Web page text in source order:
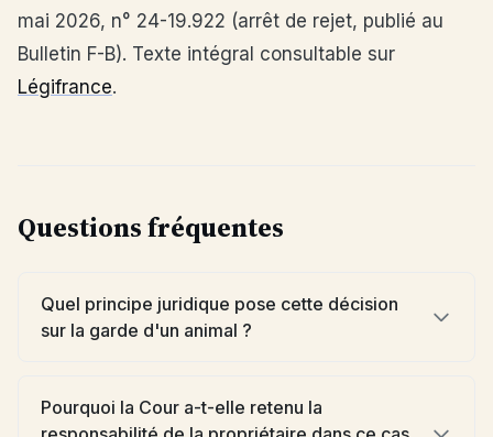
mai 2026, n° 24-19.922 (arrêt de rejet, publié au
Bulletin F-B). Texte intégral consultable sur
Légifrance.
Questions fréquentes
Quel principe juridique pose cette décision
sur la garde d'un animal ?
Pourquoi la Cour a-t-elle retenu la